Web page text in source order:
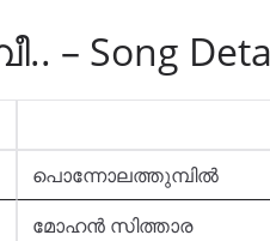
– Song
പൊന്നോലത്തുമ്പിൽ
മോഹൻ സിത്താര